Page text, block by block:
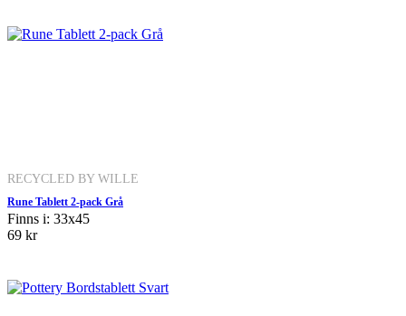
RECYCLED BY WILLE
Rune Tablett 2-pack Grå
Finns i: 33x45
69 kr